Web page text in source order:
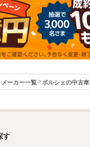
ーカー一覧 ポルシェの中古車
す